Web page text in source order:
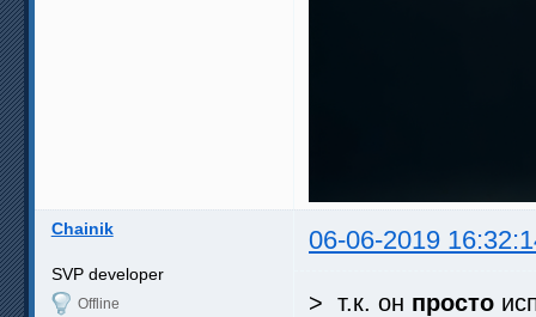
Chainik 06-06-2019
SVP developer
Offline
> т.к. он просто